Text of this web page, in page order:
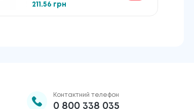
211.56 грн
Контактний телефон
0 800 338 035